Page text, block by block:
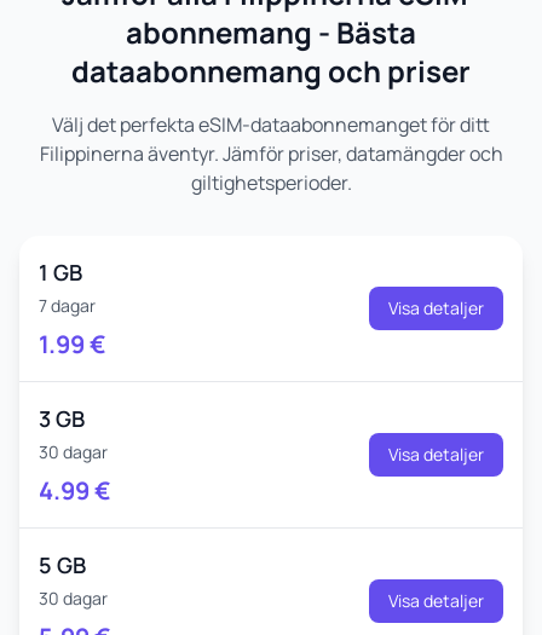
abonnemang - Bästa
dataabonnemang och priser
Välj det perfekta eSIM-dataabonnemanget för ditt
Filippinerna äventyr. Jämför priser, datamängder och
giltighetsperioder.
1 GB
7 dagar
1.99€
Visa detaljer
3 GB
30 dagar
4.99€
Visa detaljer
5 GB
30 dagar Visa detaljer